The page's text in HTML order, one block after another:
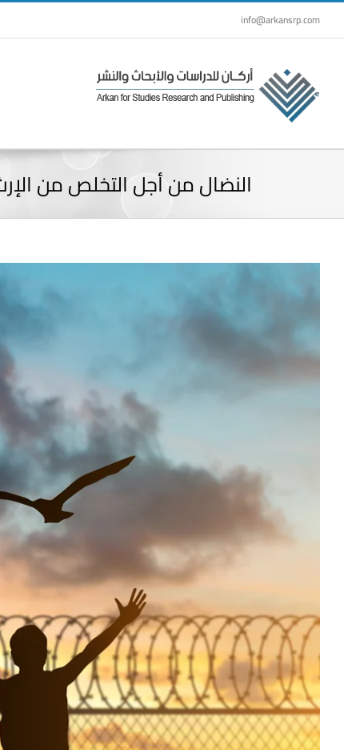
Skip
to
info@arkansrp.com
النضال من أجل التخلص من
Larger
Image